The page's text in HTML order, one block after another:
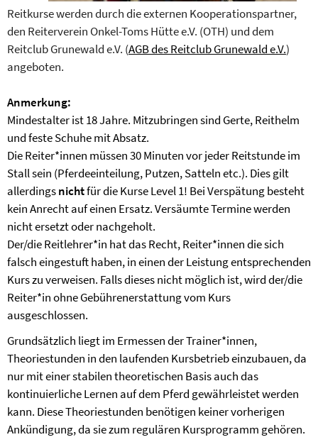
Reitkurse werden durch die externen Kooperationspartner,
den Reiterverein Onkel-Toms Hütte e.V. (OTH) und dem
Reitclub Grunewald e.V. (AGB des Reitclub Grunewald e.V.)
angeboten.
Anmerkung:
Mindestalter ist 18 Jahre. Mitzubringen sind Gerte, Reithelm
und feste Schuhe mit Absatz.
Die Reiter*innen müssen 30 Minuten vor jeder Reitstunde im
Stall sein (Pferdeeinteilung, Putzen, Satteln etc.). Dies gilt
allerdingsnichtfür die Kurse Level 1! Bei Verspätung besteht
kein Anrecht auf einen Ersatz. Versäumte Termine werden
nicht ersetzt oder nachgeholt.
Der/die Reitlehrer*in hat das Recht, Reiter*innen die sich
falsch eingestuft haben, in einen der Leistung entsprechenden
Kurs zu verweisen. Falls dieses nicht möglich ist, wird der/die
Reiter*in ohne Gebührenerstattung vom Kurs
ausgeschlossen.
Grundsätzlich liegt im Ermessen der Trainer*innen,
Theoriestunden in den laufenden Kursbetrieb einzubauen, da
nur mit einer stabilen theoretischen Basis auch das
kontinuierliche Lernen auf dem Pferd gewährleistet werden
kann. Diese Theoriestunden benötigen keiner vorherigen
Ankündigung, da sie zum regulären Kursprogramm gehören.